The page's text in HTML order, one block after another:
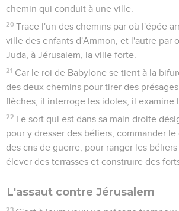
chemin qui conduit à une ville.
20 Trace l'un des chemins par où l'épée
ville des enfants d'Ammon, et l'autre par
Juda, à Jérusalem, la ville forte.
21 Car le roi de Babylone se tient à la
des deux chemins pour tirer des
flèches, il interroge les idoles, il examine
22 Le sort qui est dans sa main droite
pour y dresser des béliers, commander le
des cris de guerre, pour ranger les
élever des terrasses et construire des
L'assaut contre Jérusalem
23